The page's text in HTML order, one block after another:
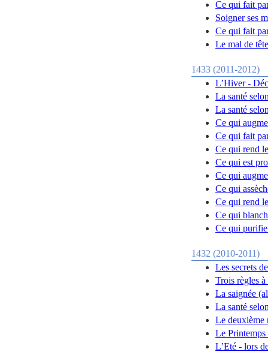
Ce qui fait
Soigner ses
Ce qui fait
Le mal de
1433 (2011-2012)
L’Hiver -
La santé
La santé
Ce qui
Ce qui fait
Ce qui rend
Ce qui est
Ce qui
Ce qui
Ce qui rend
Ce qui
Ce qui
1432 (2010-2011)
Les secrets
Trois règles
La saignée
La santé
Le deuxième
Le
L’Eté - lors